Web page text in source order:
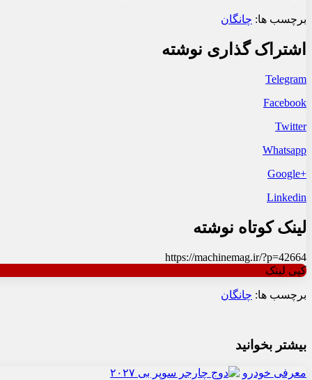
برچسب ها: چانگان
اشتراک گذاری نوشته
Telegram
Facebook
Twitter
Whatsapp
+Google
Linkedin
لینک کوتاه نوشته
https://machinemag.ir/?p=42664
کپی لینک
برچسب ها: چانگان
بیشتر بخوانید
معرفی خودرو